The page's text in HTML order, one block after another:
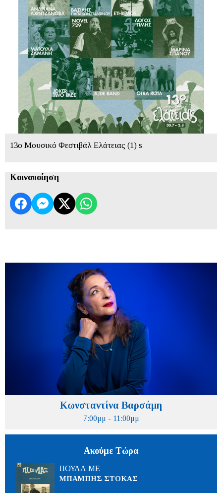
13ο Μουσικό Φεστιβάλ Ελάτειας (1) s
Κοινοποίηση
Κωνσταντίνα Βαρσάμη
7:00μμ - 11:00μμ
Ακούμε Τώρα
ΠΟΥΛΑ ΜΕ
ΜΠΑΜΠΗΣ ΣΤΟΚΑΣ